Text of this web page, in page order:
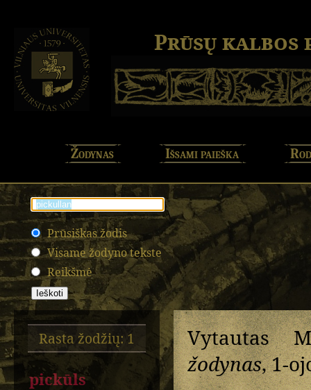
Prūsų kalbos
Žodynas Išsami paieška
Prūsiškas žodis
Visame žodyno tekste
Reikšmė
Rasta žodžių: 1
pickūls
Vytautas
žodynas, 1-